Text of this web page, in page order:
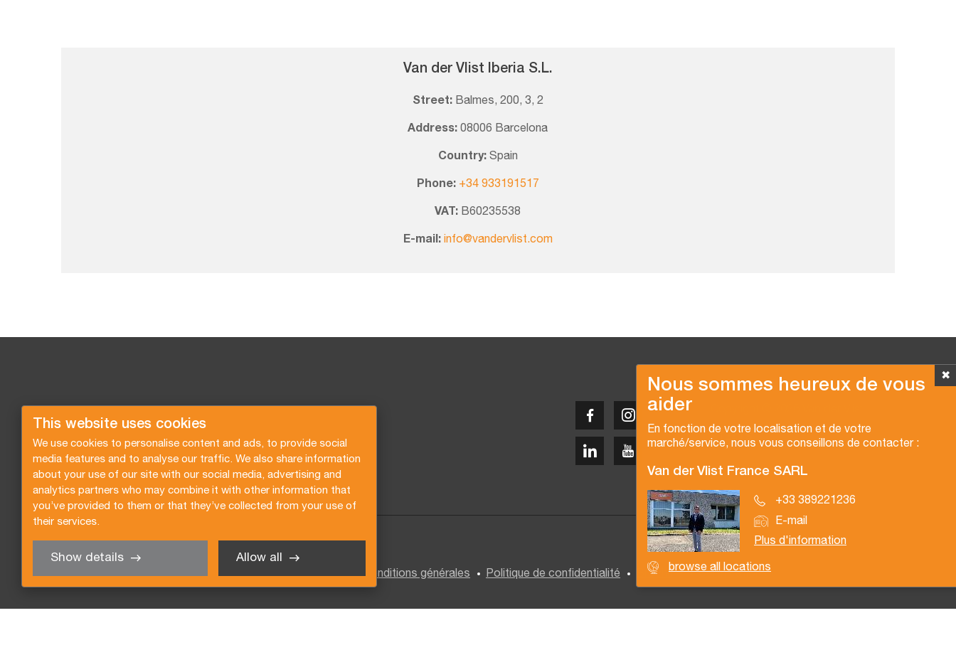
This website uses cookies
We use cookies to personalise content and ads, to provide social
media features and to analyse our traffic. We also share information
about your use of our site with our social media, advertising and
analytics partners who may combine it with other information that
you’ve provided to them or that they’ve collected from your use of
their services.
Show details Allow all
Van der Vlist Iberia S.L.
Street: Balmes, 200, 3, 2
Address:08006 Barcelona
Country: Spain
Phone: +34 933191517
VAT: B60235538
E-mail: info@vandervlist.com
✖
Nous sommes heureux de vous
aider
En fonction de votre localisation et de votre
marché/service, nous vous conseillons de contacter :
Van der Vlist France SARL
+33 389221236
E-mail
Plus d'information
browse all locations
Demandez un devis Abonnez-vous à notre newsletter Conditions générales Politique de confidentialité Brochure Certifications